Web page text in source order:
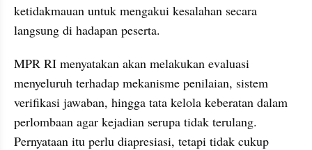
ketidakmauan untuk mengakui kesalahan secara
langsung di hadapan peserta.
MPR RI menyatakan akan melakukan evaluasi
menyeluruh terhadap mekanisme penilaian, sistem
verifikasi jawaban, hingga tata kelola keberatan dalam
perlombaan agar kejadian serupa tidak terulang.
Pernyataan itu perlu diapresiasi, tetapi tidak cukup